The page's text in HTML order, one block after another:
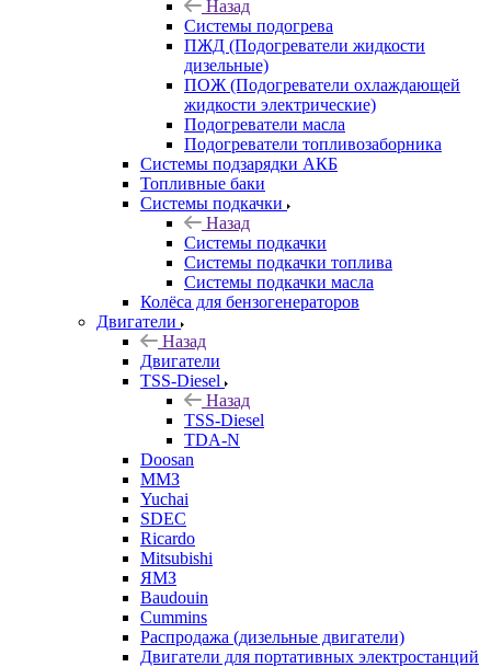
Назад
Системы подогрева
ПЖД (Подогреватели жидкости
дизельные)
ПОЖ (Подогреватели охлаждающей
жидкости электрические)
Подогреватели масла
Подогреватели топливозаборника
Системы подзарядки АКБ
Топливные баки
Системы подкачки
Назад
Системы подкачки
Системы подкачки топлива
Системы подкачки масла
Колёса для бензогенераторов
Двигатели
Назад
Двигатели
TSS-Diesel
Назад
TSS-Diesel
TDA-N
Doosan
ММЗ
Yuchai
SDEC
Ricardo
Mitsubishi
ЯМЗ
Baudouin
Cummins
Распродажа (дизельные двигатели)
Двигатели для портативных электростанций